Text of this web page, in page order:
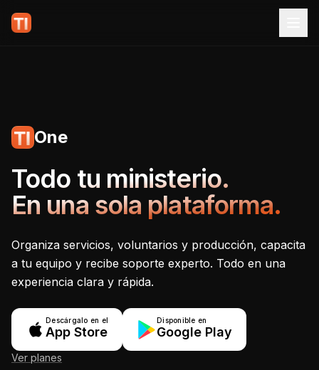
One
Tecnoiglesia One -
Todo tu ministerio.
En una sola plataforma.
Organiza servicios, voluntarios y producción, capacita
a tu equipo y recibe soporte experto. Todo en una
experiencia clara y rápida.
Descárgalo en el
App Store
Disponible en
Google Play
Ver planes